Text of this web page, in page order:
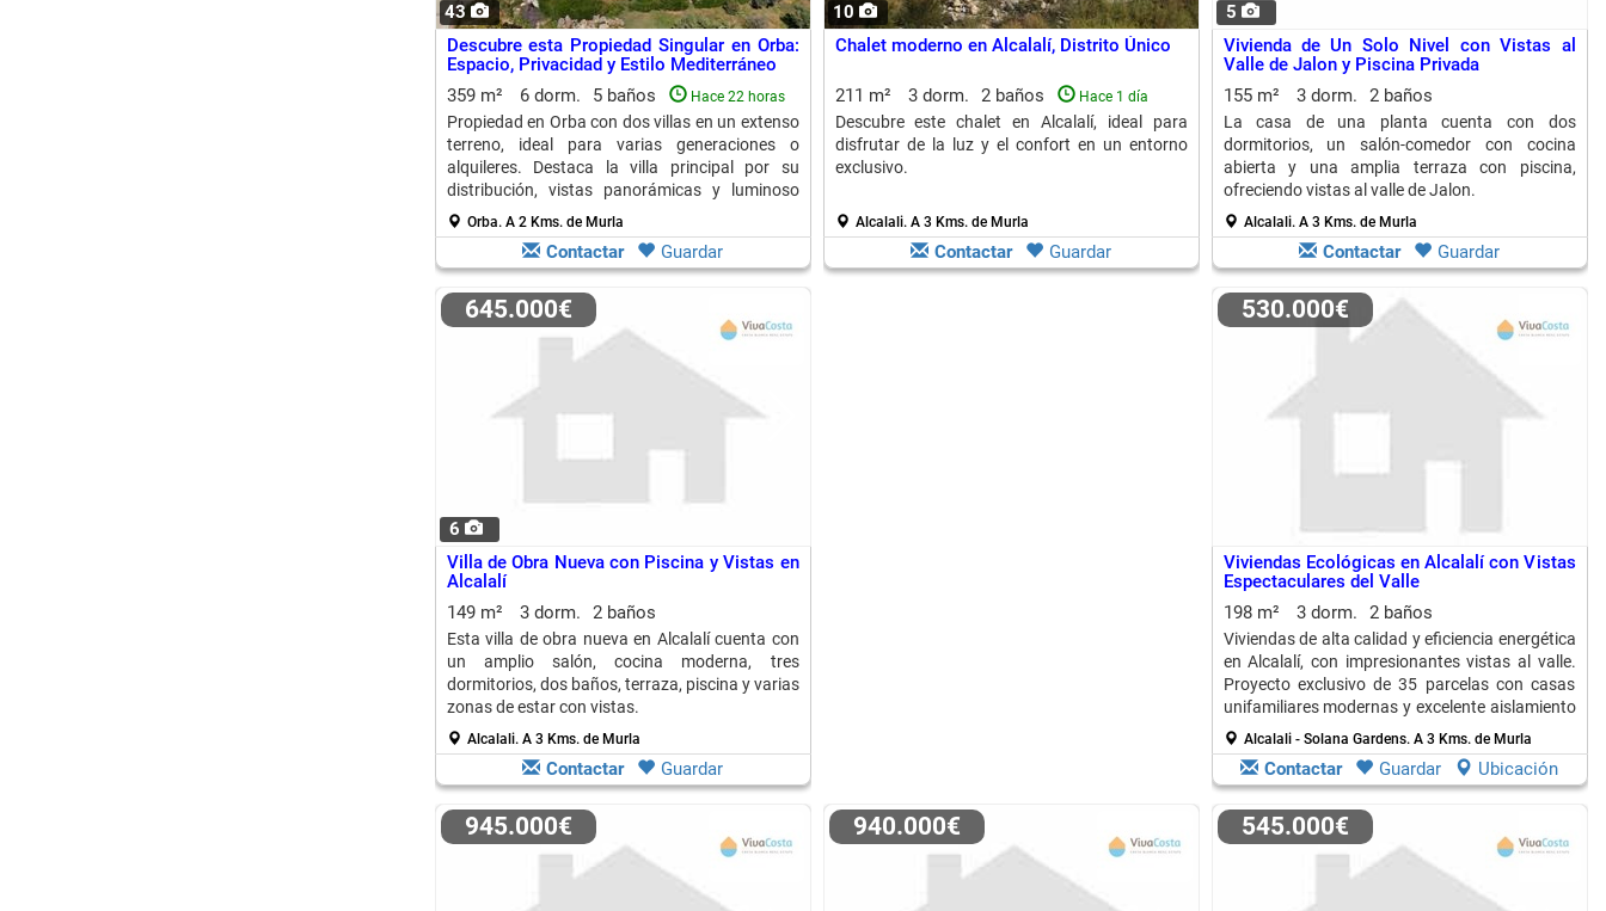
43
Descubre esta Propiedad Singular en Orba:
Espacio, Privacidad y Estilo Mediterráneo
359 m²
6 dorm. 5 baños Hace 22 horas
Propiedad en Orba con dos villas en un extenso
terreno, ideal para varias generaciones o
alquileres. Destaca la villa principal por su
distribución, vistas panorámicas y luminoso
invernadero.
Orba. A 2 Kms. de Murla
Contactar Guardar
10
Chalet moderno en Alcalalí, Distrito Único
211 m² 3 dorm. 2 baños Hace 1 día
Descubre este chalet en Alcalalí, ideal para
disfrutar de la luz y el confort en un entorno
exclusivo.
Alcalali. A 3 Kms. de Murla
Contactar Guardar
5
Vivienda de Un Solo Nivel con Vistas al
Valle de Jalon y Piscina Privada
155 m²
3 dorm. 2 baños
La casa de una planta cuenta con dos
dormitorios, un salón-comedor con cocina
abierta y una amplia terraza con piscina,
ofreciendo vistas al valle de Jalon.
Alcalali. A 3 Kms. de Murla
Contactar Guardar
6
645.000€
Villa de Obra Nueva con Piscina y Vistas en
Alcalalí
149 m²
3 dorm. 2 baños
Esta villa de obra nueva en Alcalalí cuenta con
un amplio salón, cocina moderna, tres
dormitorios, dos baños, terraza, piscina y varias
zonas de estar con vistas.
Alcalali. A 3 Kms. de Murla
Contactar Guardar
530.000€
Viviendas Ecológicas en Alcalalí con Vistas
Espectaculares del Valle
198 m²
3 dorm. 2 baños
Viviendas de alta calidad y eficiencia energética
en Alcalalí, con impresionantes vistas al valle.
Proyecto exclusivo de 35 parcelas con casas
unifamiliares modernas y excelente aislamiento
térmico.
Alcalali - Solana Gardens. A 3 Kms. de Murla
Contactar Guardar Ubicación
945.000€ 940.000€ 545.000€